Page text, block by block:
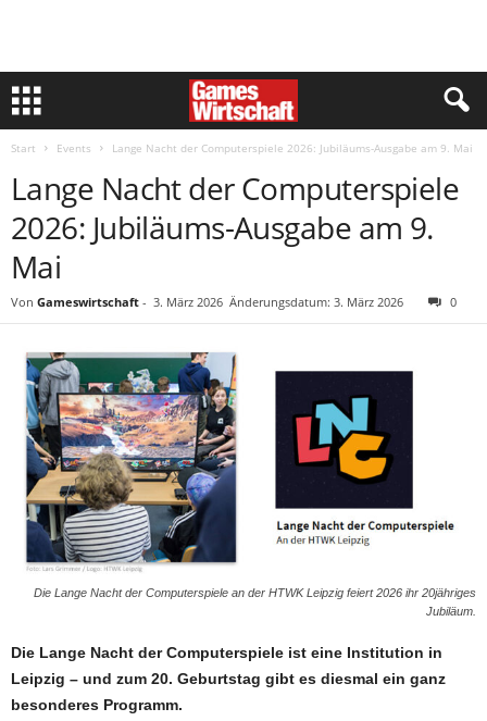
Start Events Lange Nacht der Computerspiele 2026: Jubiläums-Ausgabe am 9. Mai
Lange Nacht der Computerspiele
2026: Jubiläums-Ausgabe am 9.
Mai
Von Gameswirtschaft - 3. März 2026 Änderungsdatum: 3. März 2026 0
Die Lange Nacht der Computerspiele an der HTWK Leipzig feiert 2026 ihr 20jähriges
Jubiläum.
Die Lange Nacht der Computerspiele ist eine Institution in
Leipzig – und zum 20. Geburtstag gibt es diesmal ein ganz
besonderes Programm.